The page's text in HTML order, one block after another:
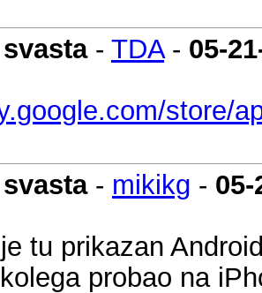
- TDA- 05-
store/
- mikikg - 05-
tu prikazan
probao na